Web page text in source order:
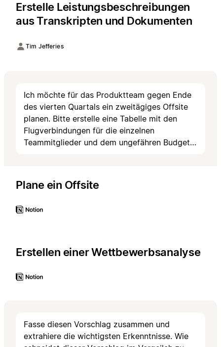
Erstelle Leistungsbeschreibungen
aus Transkripten und Dokumenten
Tim Jefferies
Ich möchte für das Produktteam gegen Ende
des vierten Quartals ein zweitägiges Offsite
planen. Bitte erstelle eine Tabelle mit den
Flugverbindungen für die einzelnen
Teammitglieder und dem ungefähren Budget
Plane ein Offsite
Erstellen einer Wettbewerbsanalyse
Fasse diesen Vorschlag zusammen und
extrahiere die wichtigsten Erkenntnisse. Wie